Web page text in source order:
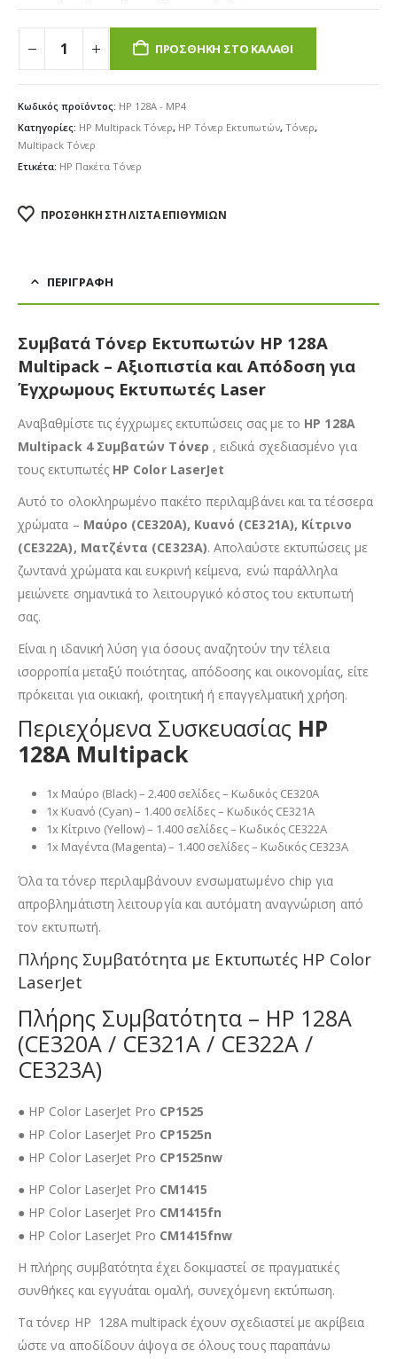
ΠΡΟΣΘΉΚΗ ΣΤΟ ΚΑΛΆΘΙ
Κωδικός προϊόντος: HP 128A - MP4
Κατηγορίες: HP Multipack Τόνερ, HP Τόνερ Εκτυπωτών, Τόνερ,
Multipack Τόνερ
Ετικέτα: HP Πακέτα Τόνερ
ΠΡΟΣΘΉΚΗ ΣΤΗ ΛΊΣΤΑ ΕΠΙΘΥΜΙΏΝ
ΠΕΡΙΓΡΑΦΉ
Συμβατά Τόνερ Εκτυπωτών HP 128A
Multipack – Αξιοπιστία και Απόδοση για
Έγχρωμους Εκτυπωτές Laser
Αναβαθμίστε τις έγχρωμες εκτυπώσεις σας με το HP 128A
Multipack 4 Συμβατών Τόνερ , ειδικά σχεδιασμένο για
τους εκτυπωτές HP Color LaserJet
Αυτό το ολοκληρωμένο πακέτο περιλαμβάνει και τα τέσσερα
χρώματα – Μαύρο (CE320A), Κυανό (CE321A), Κίτρινο
(CE322A), Ματζέντα (CE323A). Απολαύστε εκτυπώσεις με
ζωντανά χρώματα και ευκρινή κείμενα, ενώ παράλληλα
μειώνετε σημαντικά το λειτουργικό κόστος του εκτυπωτή
σας.
Είναι η ιδανική λύση για όσους αναζητούν την τέλεια
ισορροπία μεταξύ ποιότητας, απόδοσης και οικονομίας, είτε
πρόκειται για οικιακή, φοιτητική ή επαγγελματική χρήση.
Περιεχόμενα Συσκευασίας HP
128A Multipack
1x Μαύρο (Black) – 2.400 σελίδες – Κωδικός CE320A
1x Κυανό (Cyan) – 1.400 σελίδες – Κωδικός CE321A
1x Κίτρινο (Yellow) – 1.400 σελίδες – Κωδικός CE322A
1x Μαγέντα (Magenta) – 1.400 σελίδες – Κωδικός CE323A
Όλα τα τόνερ περιλαμβάνουν ενσωματωμένο chip για
απροβλημάτιστη λειτουργία και αυτόματη αναγνώριση από
τον εκτυπωτή.
Πλήρης Συμβατότητα με Εκτυπωτές HP Color
LaserJet
Πλήρης Συμβατότητα – HP 128A
(CE320A / CE321A / CE322A /
CE323A)
● HP Color LaserJet Pro CP1525
● HP Color LaserJet Pro CP1525n
● HP Color LaserJet Pro CP1525nw
● HP Color LaserJet Pro CM1415
● HP Color LaserJet Pro CM1415fn
● HP Color LaserJet Pro CM1415fnw
Η πλήρης συμβατότητα έχει δοκιμαστεί σε πραγματικές
συνθήκες και εγγυάται ομαλή, συνεχόμενη εκτύπωση.
Τα τόνερ HP 128A multipack έχουν σχεδιαστεί με ακρίβεια
ώστε να αποδίδουν άψογα σε όλους τους παραπάνω